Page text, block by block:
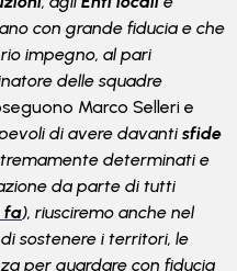
con grande fiducia e che
impegno, al pari
delle squadre
Marco Selleri e
di avere davanti sfide
determinati e
da parte di tutti
fa), riusciremo anche nel
sostenere i territori, le
per guardare con fiducia